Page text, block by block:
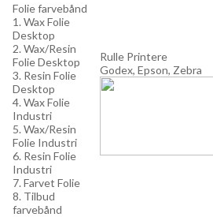
Folie farvebånd
1. Wax Folie
Desktop
2. Wax/Resin
Folie Desktop
3. Resin Folie
Desktop
4. Wax Folie
Industri
5. Wax/Resin
Folie Industri
6. Resin Folie
Industri
7. Farvet Folie
8. Tilbud
farvebånd
Rulle Printere
Godex, Epson, Zebra